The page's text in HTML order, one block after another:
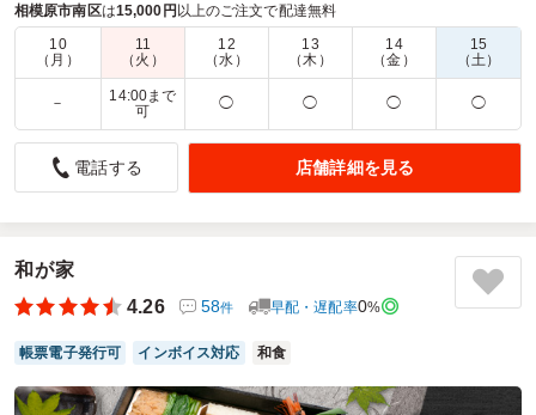
商品数： 30 締切日時： 2日前23:45 価格帯：
配達時間：
9:00～17:00
写真通りのボリュームと美味しさでで年齢問わず好評でし
た
5.0
母の法要の際に利用させていただきました。年齢層が若めで
したので、見た目もおかずのバラエティーが多く、食べ応え
配達の際の電話連絡もとても丁寧で到着時間も教えてくださ
り、おかげさまで受け取りもスムーズでした。
なも喜んでいました。
ご利用シーン：法事・お葬式›お葬式
相模原市南区は15,000円以上のご注文で配達無料
10
（月）
11
（火）
12
（水）
13
（木）
14
（金）
15
（土）
－
14:00まで
可
◯ ◯ ◯ ◯
電話する 店舗詳細を見る
和が家
4.26
58件 早配・遅配率0%
帳票電子発行可 インボイス対応 和食